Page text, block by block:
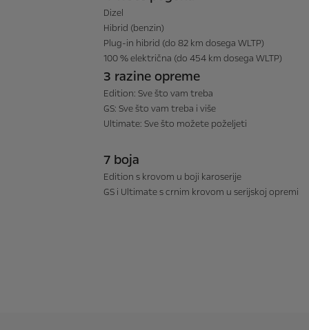
Dizel
Hibrid (benzin)
Plug-in hibrid (do 82 km dosega WLTP)
100 % električna (do 454 km dosega WLTP)
3 razine opreme
Edition: Sve što vam treba
GS: Sve što vam treba i više
Ultimate: Sve što možete poželjeti
7 boja
Edition s krovom u boji karoserije
GS i Ultimate s crnim krovom u serijskoj opremi